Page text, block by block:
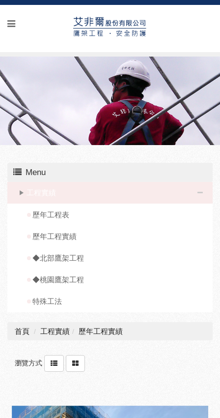
Menu
歷年工程表
歷年工程實績
◆北部鷹架工程
◆桃園鷹架工程
特殊工法
首頁 工程實績 歷年工程實績
瀏覽方式